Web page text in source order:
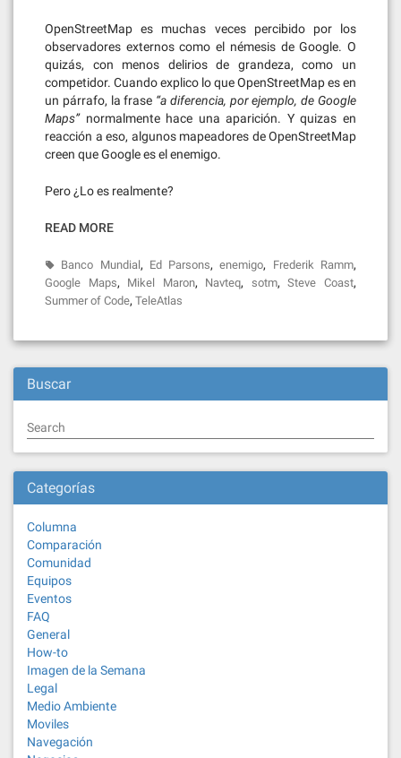
OpenStreetMap es muchas veces percibido por los
observadores externos como el némesis de Google. O
quizás, con menos delirios de grandeza, como un
competidor. Cuando explico lo que OpenStreetMap es en
un párrafo, la frase “a diferencia, por ejemplo, de Google
Maps”normalmente hace una aparición. Y quizas en
reacción a eso, algunos mapeadores de OpenStreetMap
creen que Google es el enemigo.
Pero ¿Lo es realmente?
READ MORE
Banco Mundial, Ed Parsons,enemigo, Frederik Ramm,
Google Maps, Mikel Maron, Navteq, sotm,Steve Coast,
Summer of Code, TeleAtlas
Buscar
Search
Categorías
Columna
Comparación
Comunidad
Equipos
Eventos
FAQ
General
How-to
Imagen de la Semana
Legal
Medio Ambiente
Moviles
Navegación